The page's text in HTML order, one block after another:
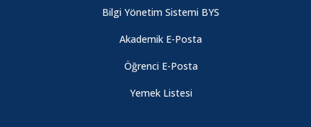
Bilgi Yönetim Sistemi BYS
Akademik E-Posta
Öğrenci E-Posta
Yemek Listesi